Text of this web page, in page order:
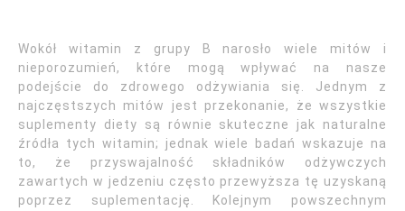
Wokół witamin z grupy B narosło wiele mitów i
nieporozumień, które mogą wpływać na nasze
podejście do zdrowego odżywiania się. Jednym z
najczęstszych mitów jest przekonanie, że wszystkie
suplementy diety są równie skuteczne jak naturalne
źródła tych witamin; jednak wiele badań wskazuje na
to, że przyswajalność składników odżywczych
zawartych w jedzeniu często przewyższa tę uzyskaną
poprzez suplementację. Kolejnym powszechnym